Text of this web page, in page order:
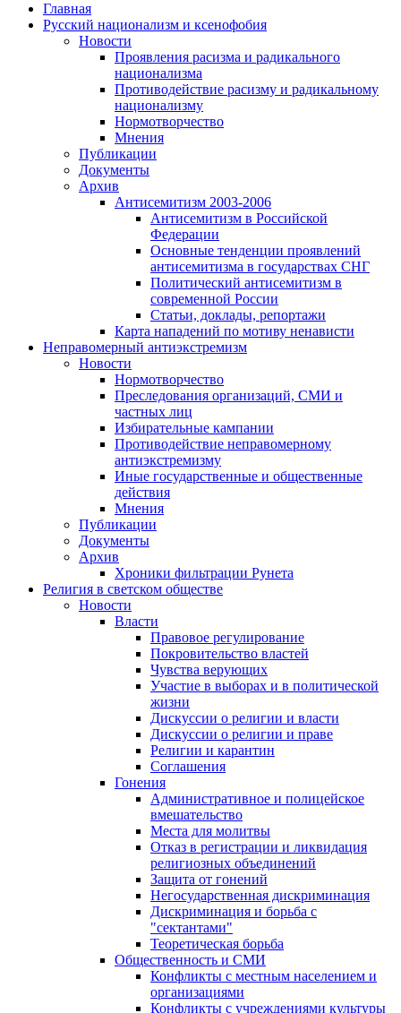
Главная
Русский национализм и ксенофобия
Новости
Проявления расизма и радикального
национализма
Противодействие расизму и радикальному
национализму
Нормотворчество
Мнения
Публикации
Документы
Архив
Антисемитизм 2003-2006
Антисемитизм в Российской
Федерации
Основные тенденции проявлений
антисемитизма в государствах СНГ
Политический антисемитизм в
современной России
Статьи, доклады, репортажи
Карта нападений по мотиву ненависти
Неправомерный антиэкстремизм
Новости
Нормотворчество
Преследования организаций, СМИ и
частных лиц
Избирательные кампании
Противодействие неправомерному
антиэкстремизму
Иные государственные и общественные
действия
Мнения
Публикации
Документы
Архив
Хроники фильтрации Рунета
Религия в светском обществе
Новости
Власти
Правовое регулирование
Покровительство властей
Чувства верующих
Участие в выборах и в политической
жизни
Дискуссии о религии и власти
Дискуссии о религии и праве
Религии и карантин
Соглашения
Гонения
Административное и полицейское
вмешательство
Места для молитвы
Отказ в регистрации и ликвидация
религиозных объединений
Защита от гонений
Негосударственная дискриминация
Дискриминация и борьба с
"сектантами"
Теоретическая борьба
Общественность и СМИ
Конфликты с местным населением и
организациями
Конфликты с учреждениями культуры